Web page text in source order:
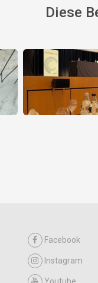
Diese
Facebook
Instagram